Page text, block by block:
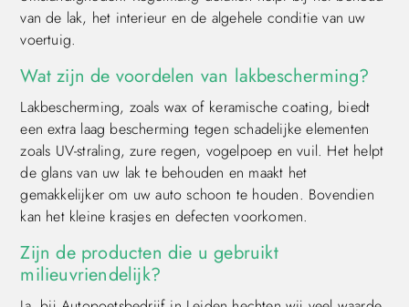
van de lak, het interieur en de algehele conditie van uw
voertuig.
Wat zijn de voordelen van lakbescherming?
Lakbescherming, zoals wax of keramische coating, biedt
een extra laag bescherming tegen schadelijke elementen
zoals UV-straling, zure regen, vogelpoep en vuil. Het helpt
de glans van uw lak te behouden en maakt het
gemakkelijker om uw auto schoon te houden. Bovendien
kan het kleine krasjes en defecten voorkomen.
Zijn de producten die u gebruikt
milieuvriendelijk?